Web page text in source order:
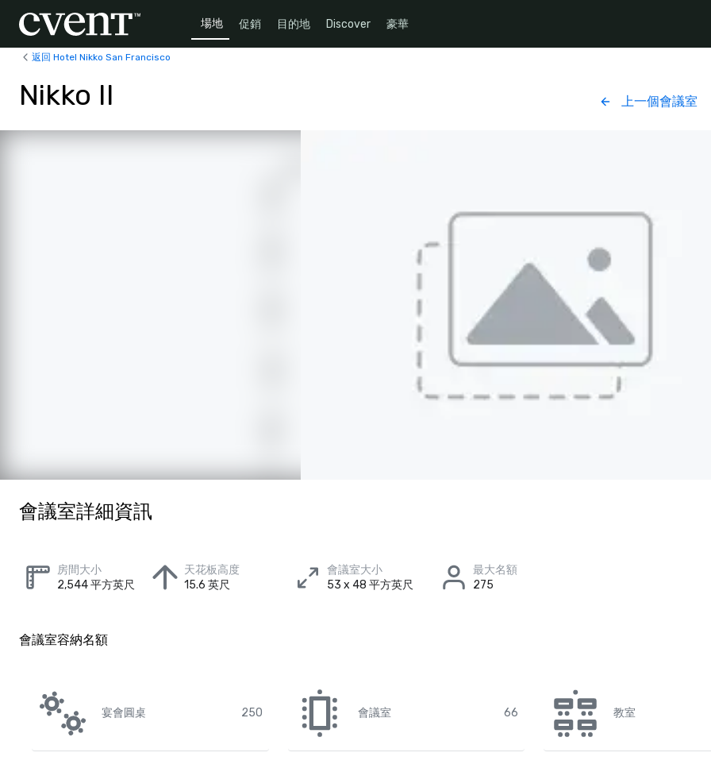
場地 促銷 目的地 Discover 豪華
返回 Hotel Nikko San Francisco
Nikko II 上一個會議室
會議室詳細資訊
房間大小
2,544 平方英尺
天花板高度
15.6 英尺
會議室大小
53 x 48 平方英尺
最大名額
275
會議室容納名額
宴會圓桌 250 會議室 66 教室